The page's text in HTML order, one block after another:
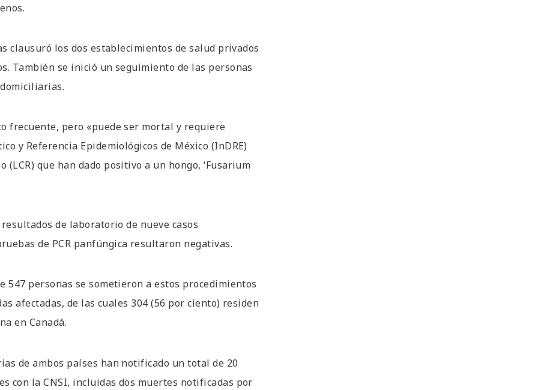
clausuró los dos establecimientos de salud privados
También se inició un seguimiento de las personas
frecuente, pero «puede ser mortal y requiere
y Referencia Epidemiológicos de México (InDRE)
que han dado positivo a un hongo, ‘Fusarium
de laboratorio de nueve casos
de PCR panfúngica resultaron negativas.
personas se sometieron a estos procedimientos
afectadas, de las cuales 304 (56 por ciento) residen
en Canadá.
de ambos países han notificado un total de 20
con la CNSI, incluidas dos muertes notificadas por